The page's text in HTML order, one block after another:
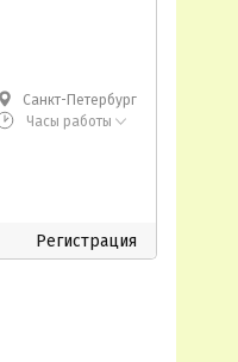
Санкт-Петербург
Часы работы
Регистрация